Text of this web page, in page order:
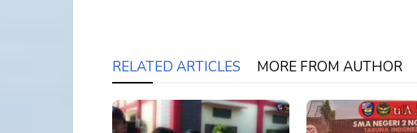
RELATED ARTICLES MORE FROM AUTHOR